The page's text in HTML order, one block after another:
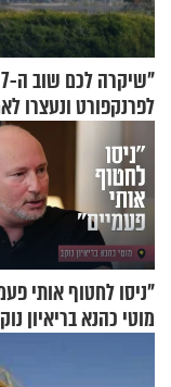
לפרנקפורט ונעצרו
"ניסו לחטוף אותי
מוטי כהנא בריאיון